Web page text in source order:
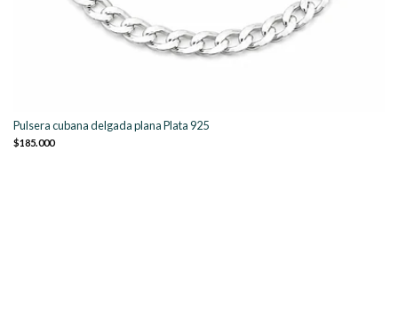
Pulsera cubana delgada plana Plata 925
$185.000